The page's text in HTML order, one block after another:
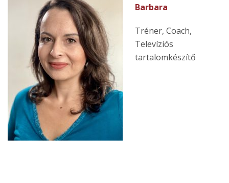
Barbara
Tréner, Coach,
Televíziós
tartalomkészítő